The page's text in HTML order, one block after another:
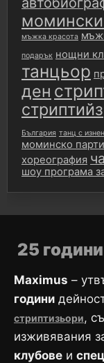
момински
мъжка красота
подарък нощни
танцьор
ден
стриптийз
България танц с
моминско парти
хореография
шоу програма
25
Maximus –
години
стриптизьори,
изживявания
клубове и